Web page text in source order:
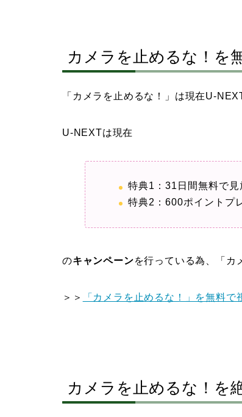
カメラを止めるな！を
「カメラを止めるな！」は現在U-
U-NEXTは現在
特典1：31日間無料で見
特典2：600ポイントプ
のキャンペーンを行っている為、「カ
＞＞ 「カメラを止めるな！」を無料で
カメラを止めるな！を